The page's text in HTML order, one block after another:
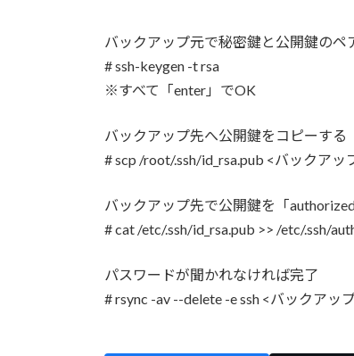
バックアップ元で秘密鍵と公開鍵のペ
# ssh-keygen -t rsa
※すべて「enter」でOK
バックアップ先へ公開鍵をコピーする
# scp /root/.ssh/id_rsa.pub <バックア
バックアップ先で公開鍵を「
# cat /etc/.ssh/id_rsa.pub >> /etc/.ssh/
パスワードが聞かれなければ完了
# rsync -av --delete -e ssh <バックア